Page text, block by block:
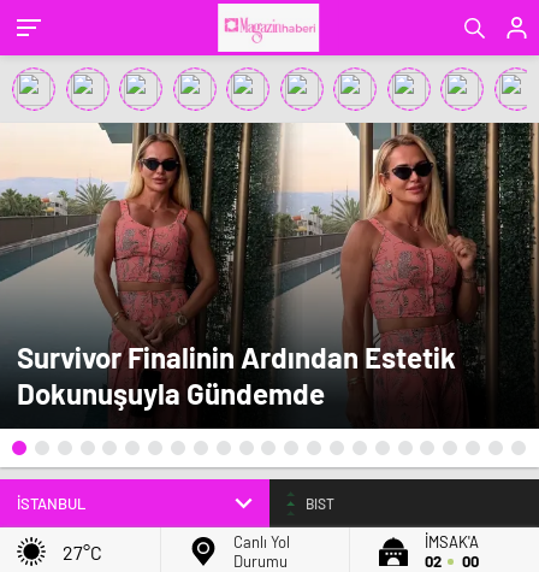
Survivor Finalinin Ardından Estetik
Dokunuşuyla Gündemde
BIST
27°C
Canlı Yol
Durumu
İMSAK'A
02
00